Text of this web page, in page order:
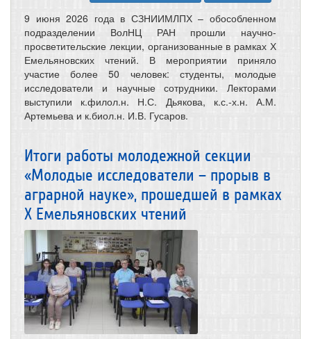
9 июня 2026 года в СЗНИИМЛПХ – обособленном
подразделении ВолНЦ РАН прошли научно-
просветительские лекции, организованные в рамках Х
Емельяновских чтений. В мероприятии приняло
участие более 50 человек: студенты, молодые
исследователи и научные сотрудники. Лекторами
выступили к.филол.н. Н.С. Дьякова, к.с.-х.н. А.М.
Артемьева и к.биол.н. И.В. Гусаров.
Итоги работы молодежной секции
«Молодые исследователи – прорыв в
аграрной науке», прошедшей в рамках
Х Емельяновских чтений